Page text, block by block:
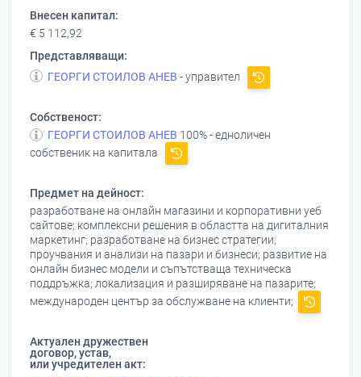
Внесен капитал:
€ 5 112,92
Представляващи:
ГЕОРГИ СТОИЛОВ АНЕВ - управител
Собственост:
ГЕОРГИ СТОИЛОВ АНЕВ 100% - едноличен
собственик на капитала
Предмет на дейност:
разработване на онлайн магазини и корпоративни уеб
сайтове; комплексни решения в областта на дигиталния
маркетинг; разработване на бизнес стратегии;
проучвания и анализи на пазари и бизнеси; развитие на
онлайн бизнес модели и съпътстваща техническа
поддръжка; локализация и разширяване на пазарите;
международен център за обслужване на клиенти;
Актуален дружествен
договор, устав,
или учредителен акт: